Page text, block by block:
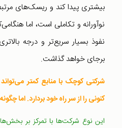
بیشتری پیدا کند و ریسک‌‌های
نوآورانه و تکاملی است، اما
نفوذ بسیار سریع‌تر و درجه بالاتری
برجای خواهد گذاشت.
شرکتی کوچک با منابع کمتر
کنونی را از سر راه خود بردارد. اما
این نوع شرکت‌ها با تمرکز بر